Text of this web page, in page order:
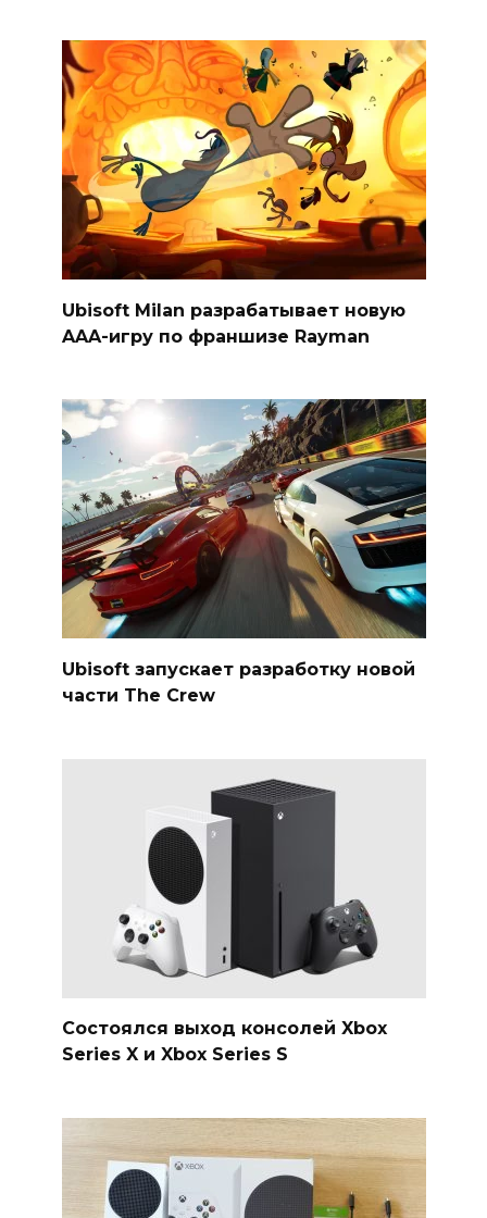
Ubisoft Milan разрабатывает новую
AAA-игру по франшизе Rayman
Ubisoft запускает разработку новой
части The Crew
Состоялся выход консолей Xbox
Series X и Xbox Series S